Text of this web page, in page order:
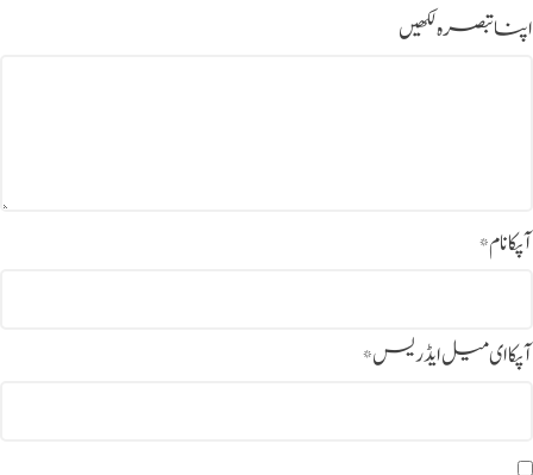
اپنا تبصرہ لکھیں
آپکا نام*
آپکا ای میل ایڈریس*